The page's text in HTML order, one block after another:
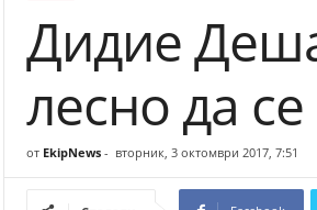
Дидие
лесно да
от EkipNews- вторник, 3 октомври 2017, 7:51